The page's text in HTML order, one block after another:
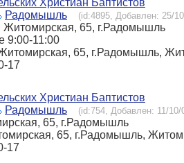
Христиан Баптистов
Радомышль (id:4895, Добавлен: 25/
Житомирская, 65, г.Радомышль
9:00-11:00
65, г.Радомышль,
17
Христиан Баптистов
Радомышль (id:754, Добавлен: 11/
65, г.Радомышль
65, г.Радомышль,
17